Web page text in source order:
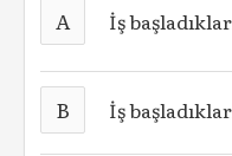
A İş
B İş